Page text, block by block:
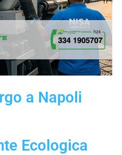
a Napoli
Ecologica